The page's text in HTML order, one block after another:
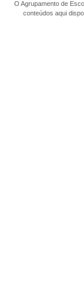
O Agrupamento de
conteúdos aqui